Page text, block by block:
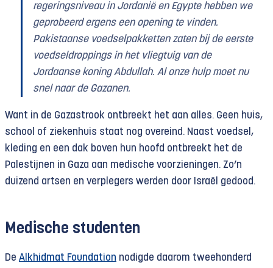
regeringsniveau in Jordanië en Egypte hebben we
geprobeerd ergens een opening te vinden.
Pakistaanse voedselpakketten zaten bij de eerste
voedseldroppings in het vliegtuig van de
Jordaanse koning Abdullah. Al onze hulp moet nu
snel naar de Gazanen.
Want in de Gazastrook ontbreekt het aan alles. Geen huis,
school of ziekenhuis staat nog overeind. Naast voedsel,
kleding en een dak boven hun hoofd ontbreekt het de
Palestijnen in Gaza aan medische voorzieningen. Zo’n
duizend artsen en verplegers werden door Israël gedood.
Medische studenten
De Alkhidmat Foundation nodigde daarom tweehonderd